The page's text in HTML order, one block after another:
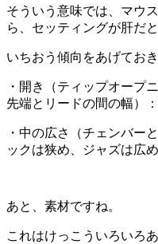
そういう意味では、マウ
ら、セッティングが肝だ
いちおう傾向をあげておき
・開き（ティップオープ
先端とリードの間の幅）
・中の広さ（チェンバー
ックは狭め、ジャズは広め
あと、素材ですね。
これはけっこういろいろあ